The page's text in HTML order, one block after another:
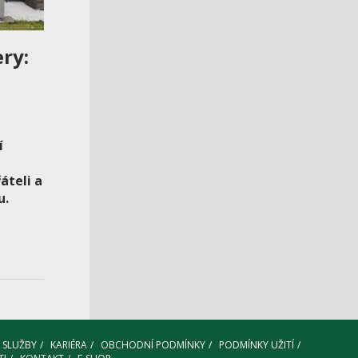
a
SLUŽBY KARIÉRA OBCHODNÍ PODMÍNKY
PODMÍNKY UŽITÍ